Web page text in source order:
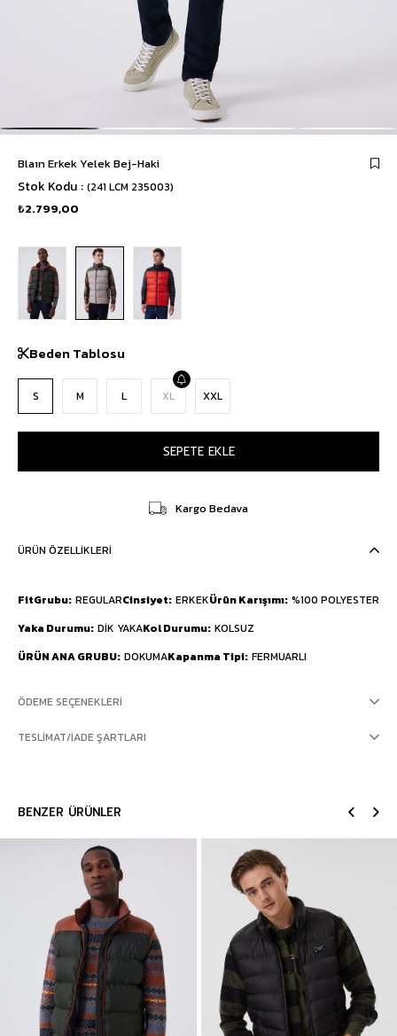
Blaın Erkek Yelek Bej-Haki
Stok Kodu (241 LCM 235003)
₺2.799,00
Beden Tablosu
S M L XL XXL
Kargo Bedava
ÜRÜN ÖZELLIKLERI
FitGrubu REGULARCinsiyet ERKEKÜrün Karışımı %100 POLYESTER
Yaka Durumu DİK YAKAKol Durumu KOLSUZ
ÜRÜN ANA GRUBU DOKUMAKapanma Tipi FERMUARLI
ÖDEME SEÇENEKLERI
TESLIMAT/İADE ŞARTLARI
BENZER ÜRÜNLER